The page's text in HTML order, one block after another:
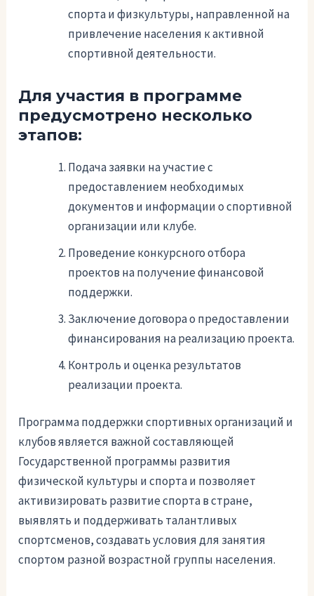
спорта и физкультуры, направленной на
привлечение населения к активной
спортивной деятельности.
Для участия в программе
предусмотрено несколько
этапов:
Подача заявки на участие с
предоставлением необходимых
документов и информации о спортивной
организации или клубе.
Проведение конкурсного отбора
проектов на получение финансовой
поддержки.
Заключение договора о предоставлении
финансирования на реализацию проекта.
Контроль и оценка результатов
реализации проекта.
Программа поддержки спортивных организаций и
клубов является важной составляющей
Государственной программы развития
физической культуры и спорта и позволяет
активизировать развитие спорта в стране,
выявлять и поддерживать талантливых
спортсменов, создавать условия для занятия
спортом разной возрастной группы населения.